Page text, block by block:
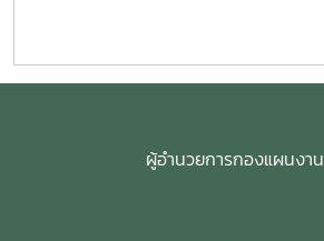
ผู้อำนวยการกองแผนงาน